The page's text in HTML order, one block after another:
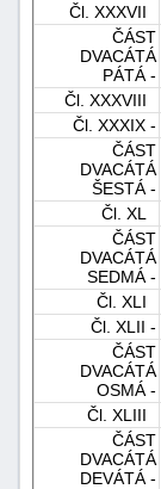
Čl. XXXVII
ČÁST
DVACÁTÁ
PÁTÁ -
Čl. XXXVIII
Čl. XXXIX -
ČÁST
DVACÁTÁ
ŠESTÁ -
Čl. XL
ČÁST
DVACÁTÁ
SEDMÁ -
Čl. XLI
Čl. XLII -
ČÁST
DVACÁTÁ
OSMÁ -
Čl. XLIII
ČÁST
DVACÁTÁ
DEVÁTÁ -